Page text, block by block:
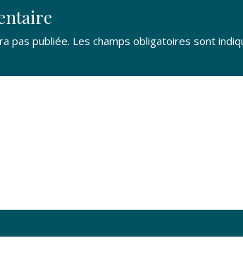
pas publiée. Les champs obligatoires sont